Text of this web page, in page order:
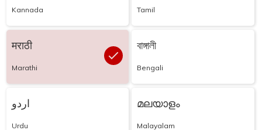
Kannada Tamil
मराठी
Marathi
বাঙ্গালী
Bengali
اردو
Urdu
മലയാളം
Malayalam